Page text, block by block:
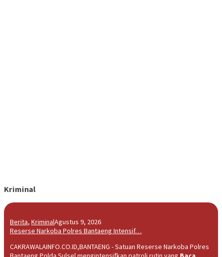
Kriminal
Berita, KriminalAgustus 9, 2026
Reserse Narkoba Polres Bantaeng Intensif…
CAKRAWALAINFO.CO.ID,BANTAENG - Satuan Reserse Narkoba Polres